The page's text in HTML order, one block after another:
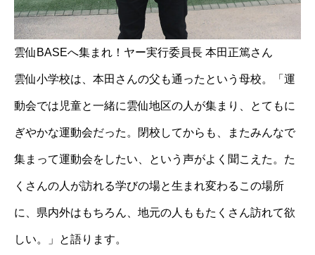
雲仙BASEへ集まれ！ヤー実行委員長 本田正篤さん
雲仙小学校は、本田さんの父も通ったという母校。「運
動会では児童と一緒に雲仙地区の人が集まり、とてもに
ぎやかな運動会だった。閉校してからも、またみんなで
集まって運動会をしたい、という声がよく聞こえた。た
くさんの人が訪れる学びの場と生まれ変わるこの場所
に、県内外はもちろん、地元の人ももたくさん訪れて欲
しい。」と語ります。